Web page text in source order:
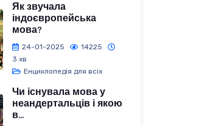
Як звучала
індоєвропейська
мова?
24-01-2025
14225
3 хв
Енциклопедія для всіх
Чи існувала мова у
неандертальців і якою
в...